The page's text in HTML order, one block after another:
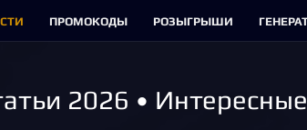
ПРОМОКОДЫ РОЗЫГРЫШИ
2026 •